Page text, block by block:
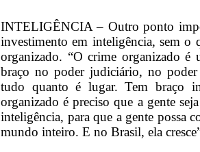
INTELIGÊNCIA – Outro ponto
investimento em inteligência, sem o
organizado. “O crime organizado
braço no poder judiciário, no
tudo quanto é lugar. Tem braço
organizado é preciso que a gente
inteligência, para que a gente possa
mundo inteiro. E no Brasil, ela